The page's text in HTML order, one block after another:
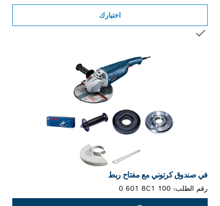
اختيارك
في صندوق كرتوني مع مفتاح ربط
رقم الطلب:0 601 8C1 100